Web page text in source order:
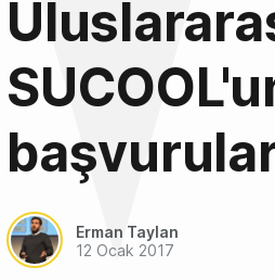
Erman Taylan
12 Ocak 2017